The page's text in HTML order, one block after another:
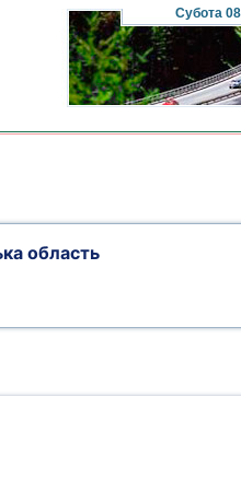
Субота08
область